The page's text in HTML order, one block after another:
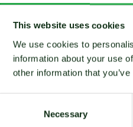
This website uses cookies
We use cookies to
information about your use
other information that
Necessary
ontwerp en eindeloze
gietvloeren een strakke en